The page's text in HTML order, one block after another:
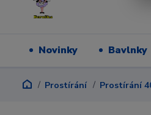
Novinky Bavlnky
Prostírání Prostírání